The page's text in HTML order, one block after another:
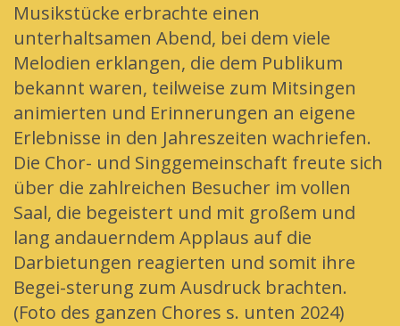
Musikstücke erbrachte einen
unterhaltsamen Abend, bei dem viele
Melodien erklangen, die dem Publikum
bekannt waren, teilweise zum Mitsingen
animierten und Erinnerungen an eigene
Erlebnisse in den Jahreszeiten wachriefen.
Die Chor- und Singgemeinschaft freute sich
über die zahlreichen Besucher im vollen
Saal, die begeistert und mit großem und
lang andauerndem Applaus auf die
Darbietungen reagierten und somit ihre
Begei-sterung zum Ausdruck brachten.
(Foto des ganzen Chores s. unten 2024)